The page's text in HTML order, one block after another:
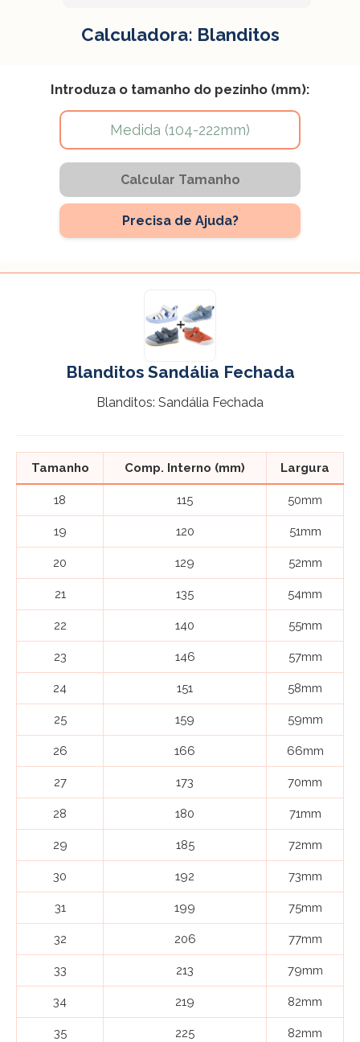
Calculadora: Blanditos
Introduza o tamanho do pezinho (mm):
Calcular Tamanho
Precisa de Ajuda?
Blanditos Sandália Fechada
Blanditos: Sandália Fechada
Tamanho Comp. Interno (mm) Largura
18 115 50mm
19 120 51mm
20 129 52mm
21 135 54mm
22 140 55mm
23 146 57mm
24 151 58mm
25 159 59mm
26 166 66mm
27 173 70mm
28 180 71mm
29 185 72mm
30 192 73mm
31 199 75mm
32 206 77mm
33 213 79mm
34 219 82mm
35 225 82mm